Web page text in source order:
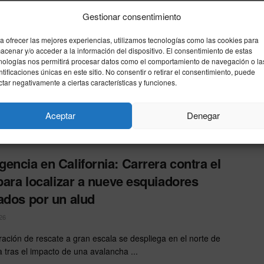
Gestionar consentimiento
ofrecer las mejores experiencias, utilizamos tecnologías como las cookies para
y/o acceder a la información del dispositivo. El consentimiento de estas
nos permitirá procesar datos como el comportamiento de navegación o
únicas en este sitio. No consentir o retirar el consentimiento, puede
negativamente a ciertas características y funciones.
Aceptar Denegar
de ICE disparan «a la defensiva»
un fugitivo durante un operativo en
Servicio de Inmigración y Control de Aduanas (ICE)
este martes contra un conductor que intentó embestirlos
en California: Carrera contra el
localizar a nueve esquiadores
por un alud
de rescate a gran escala se despliega en el norte de
tras el impacto de una avalancha ...